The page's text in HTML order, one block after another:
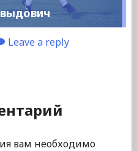
Leave a reply
вам необходимо